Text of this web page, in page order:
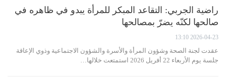
راضية الجربي: التقاعد المبكر للمرأة يبدو في ظاهره في
صالحها لكنّه يضرّ بمصالحها
2026-04-23 13:10
عقدت لجنة الصحة وشؤون المرأة والأسرة والشؤون الاجتماعية وذوي الإعاقة
جلسة يوم الأربعاء 22 أفريل 2026 استمتعت خلالها…